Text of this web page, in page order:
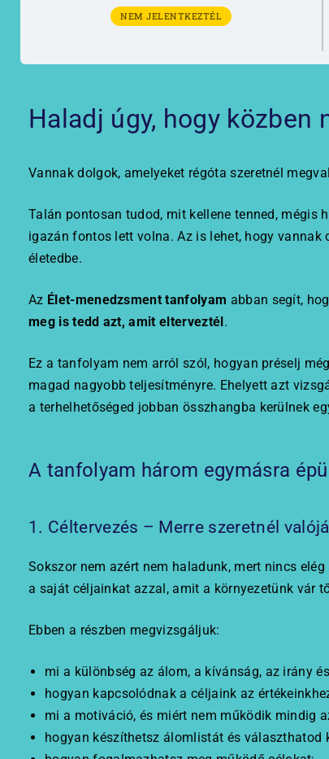
NEM JELENTKEZTÉL
Haladj úgy, hogy közben
Vannak dolgok, amelyeket régóta szeretnél
Talán pontosan tudod, mit kellene tenned, mégis
igazán fontos lett volna. Az is lehet, hogy vannak
életedbe.
Az Élet-menedzsment tanfolyam abban segít,
meg is tedd azt, amit elterveztél.
Ez a tanfolyam nem arról szól, hogyan préselj
magad nagyobb teljesítményre. Ehelyett azt
a terhelhetőséged jobban összhangba kerülnek
A tanfolyam három egymásra
1. Céltervezés – Merre szeretnél
Sokszor nem azért nem haladunk, mert nincs
a saját céljainkat azzal, amit a környezetünk vár
Ebben a részben megvizsgáljuk:
mi a különbség az álom, a kívánság, az irány
hogyan kapcsolódnak a céljaink az
mi a motiváció, és miért nem működik mindig
hogyan készíthetsz álomlistát és